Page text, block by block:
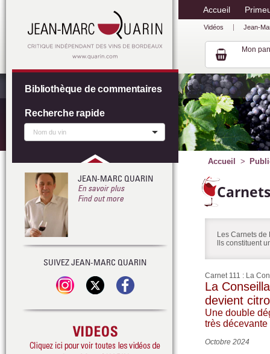
Accueil
Vidéos Jean-
Mon
Accueil
Les Carnets
lls constituent
Carnet 111 : La
La
devient
Une double
très décevante
Octobre 2024
Bibliothèque de commentaires
Recherche rapide
JEAN-MARC QUARIN
En savoir plus
Find out more
SUIVEZ JEAN-MARC QUARIN